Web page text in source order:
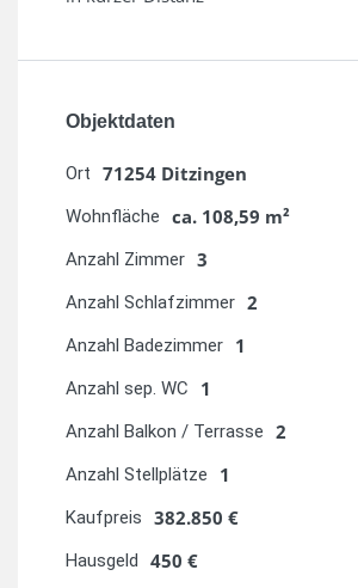
Objektdaten
Ort 71254 Ditzingen
Wohnfläche ca. 108,59 m²
Anzahl Zimmer 3
Anzahl Schlafzimmer 2
Anzahl Badezimmer 1
Anzahl sep. WC 1
Anzahl Balkon / Terrasse 2
Anzahl Stellplätze 1
Kaufpreis 382.850 €
Hausgeld 450 €